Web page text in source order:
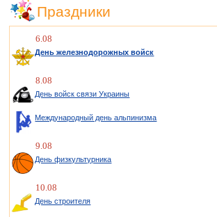
Праздники
6.08
День железнодорожных войск
8.08
День войск связи Украины
Международный день альпинизма
9.08
День физкультурника
10.08
День строителя